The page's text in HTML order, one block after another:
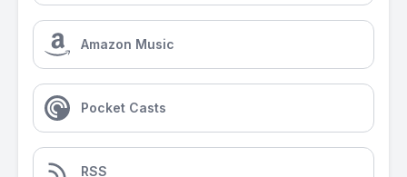
Amazon Music
Pocket Casts
RSS